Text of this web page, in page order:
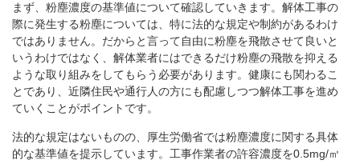
まず、粉塵濃度の基準値について確認していきます。解体工事の
際に発生する粉塵については、特に法的な規定や制約があるわけ
ではありません。だからと言って自由に粉塵を飛散させて良いと
いうわけではなく、解体業者にはできるだけ粉塵の飛散を抑える
ような取り組みをしてもらう必要があります。健康にも関わるこ
とであり、近隣住民や通行人の方にも配慮しつつ解体工事を進め
ていくことがポイントです。
法的な規定はないものの、厚生労働省では粉塵濃度に関する具体
的な基準値を提示しています。工事作業者の許容濃度を0.5mg/㎥